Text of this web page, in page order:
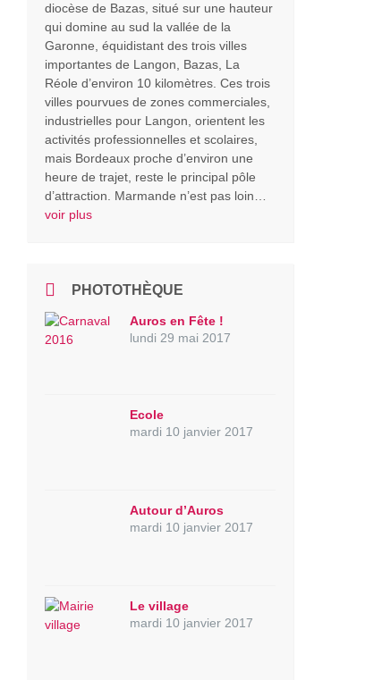
diocèse de Bazas, situé sur une hauteur
qui domine au sud la vallée de la
Garonne, équidistant des trois villes
importantes de Langon, Bazas, La
Réole d’environ 10 kilomètres. Ces trois
villes pourvues de zones commerciales,
industrielles pour Langon, orientent les
activités professionnelles et scolaires,
mais Bordeaux proche d’environ une
heure de trajet, reste le principal pôle
d’attraction. Marmande n’est pas loin…
voir plus
PHOTOTHÈQUE
Auros en Fête !
lundi 29 mai 2017
Ecole
mardi 10 janvier 2017
Autour d’Auros
mardi 10 janvier 2017
Le village
mardi 10 janvier 2017